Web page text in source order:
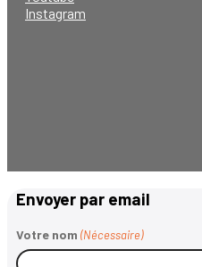
Instagram
Envoyer par email
Votre nom (Nécessaire)